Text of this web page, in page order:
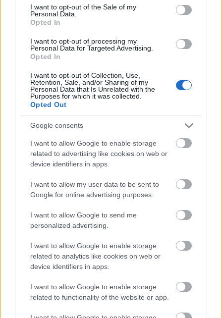
consent section.
I want to opt-out of the Sale of my
Personal Data.
Opted In
I want to opt-out of processing my
Personal Data for Targeted Advertising.
Opted In
I want to opt-out of Collection, Use,
Retention, Sale, and/or Sharing of my
Personal Data that Is Unrelated with the
Purposes for which it was collected.
Opted Out
Google consents
I want to allow Google to enable storage
related to advertising like cookies on web or
device identifiers in apps.
I want to allow my user data to be sent to
Google for online advertising purposes.
I want to allow Google to send me
personalized advertising.
I want to allow Google to enable storage
related to analytics like cookies on web or
device identifiers in apps.
I want to allow Google to enable storage
related to functionality of the website or app.
y ahora está en 5,8 millones. Si le tienes en plantilla, es
momento de vender, y si aparece en tu mercado de fichajes,
de no pujar. Arriesgar con su fichaje puede dejarte sin unos
valiosos euros con los que reforzar otras posiciones.
Eric García (Barcelona, defensa, 3.390.000)
El internacional español fue suplente en la derrota
blaugrana ante el Betis, la primera de Xavi como entrenador
culé. El técnico catalán prefirió alinear a la pareja Lenglet-
Araujo en el encuentro frente a los de Pellegrini antes de
que dar una oportunidad al ex jugador del City.
Araujo cotiza al alza y se ha ganado la titularidad, por lo que
Eric tendrá que competir con Piqué (ayer no fue titular por
un futbolista excesivamente caro (3,3 millones), pero dada
la incertidumbre sobre su rol en el equipo y su bajo
promedio de puntos (3,09) es una venta a considerar si le